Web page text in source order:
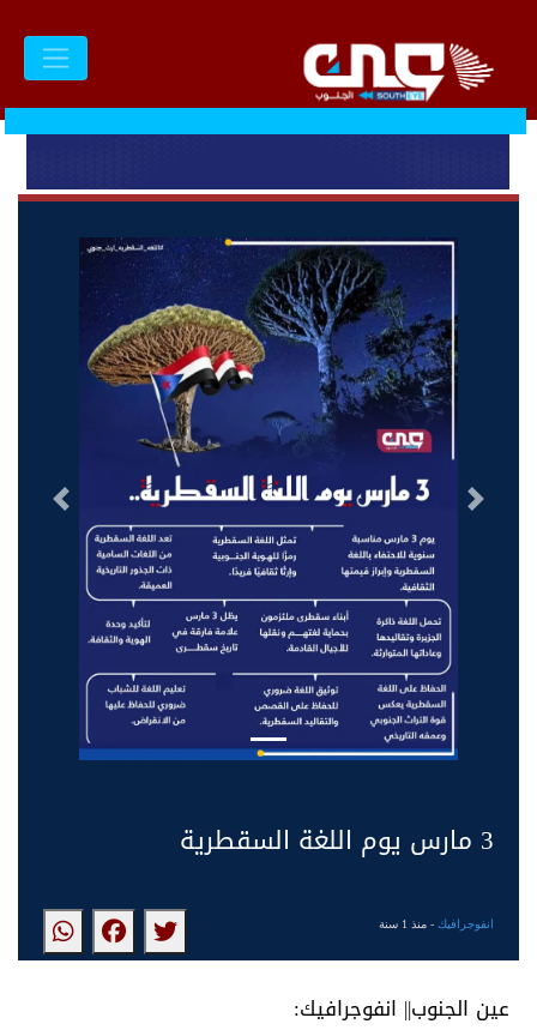
التالى السابق
3 مارس يوم اللغة السقطرية
انفوجرافيك- منذ 1 سنة
عين الجنوب|| انفوجرافيك: